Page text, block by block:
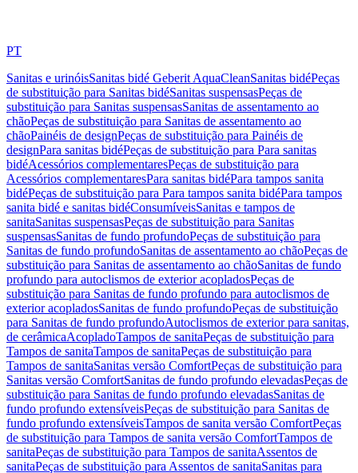
PT
Sanitas e urinóisSanitas bidé Geberit AquaCleanSanitas bidéPeças
de substituição para Sanitas bidéSanitas suspensasPeças de
substituição para Sanitas suspensasSanitas de assentamento ao
chãoPeças de substituição para Sanitas de assentamento ao
chãoPainéis de designPeças de substituição para Painéis de
designPara sanitas bidéPeças de substituição para Para sanitas
bidéAcessórios complementaresPeças de substituição para
Acessórios complementaresPara sanitas bidéPara tampos sanita
bidéPeças de substituição para Para tampos sanita bidéPara tampos
sanita bidé e sanitas bidéConsumíveisSanitas e tampos de
sanitaSanitas suspensasPeças de substituição para Sanitas
suspensasSanitas de fundo profundoPeças de substituição para
Sanitas de fundo profundoSanitas de assentamento ao chãoPeças de
substituição para Sanitas de assentamento ao chãoSanitas de fundo
profundo para autoclismos de exterior acopladosPeças de
substituição para Sanitas de fundo profundo para autoclismos de
exterior acopladosSanitas de fundo profundoPeças de substituição
para Sanitas de fundo profundoAutoclismos de exterior para sanitas,
de cerâmicaAcopladoTampos de sanitaPeças de substituição para
Tampos de sanitaTampos de sanitaPeças de substituição para
Tampos de sanitaSanitas versão ComfortPeças de substituição para
Sanitas versão ComfortSanitas de fundo profundo elevadasPeças de
substituição para Sanitas de fundo profundo elevadasSanitas de
fundo profundo extensíveisPeças de substituição para Sanitas de
fundo profundo extensíveisTampos de sanita versão ComfortPeças
de substituição para Tampos de sanita versão ComfortTampos de
sanitaPeças de substituição para Tampos de sanitaAssentos de
sanitaPeças de substituição para Assentos de sanitaSanitas para